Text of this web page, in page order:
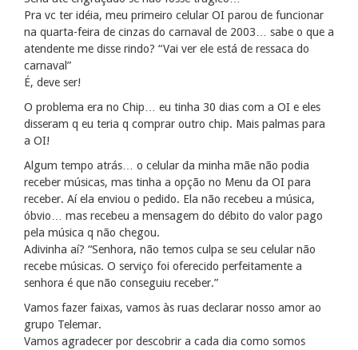
Pra vc ter idéia, meu primeiro celular OI parou de funcionar
na quarta-feira de cinzas do carnaval de 2003… sabe o que a
atendente me disse rindo? “Vai ver ele está de ressaca do
carnaval”
É, deve ser!
O problema era no Chip… eu tinha 30 dias com a OI e eles
disseram q eu teria q comprar outro chip. Mais palmas para
a OI!
Algum tempo atrás… o celular da minha mãe não podia
receber músicas, mas tinha a opção no Menu da OI para
receber. Aí ela enviou o pedido. Ela não recebeu a música,
óbvio… mas recebeu a mensagem do débito do valor pago
pela música q não chegou.
Adivinha aí? “Senhora, não temos culpa se seu celular não
recebe músicas. O serviço foi oferecido perfeitamente a
senhora é que não conseguiu receber.”
Vamos fazer faixas, vamos às ruas declarar nosso amor ao
grupo Telemar.
Vamos agradecer por descobrir a cada dia como somos